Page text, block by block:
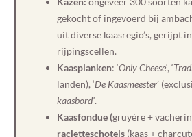
gekocht of ingevoerd bij
uit diverse kaasregio’s, gerijpt
rijpingscellen.
Kaasplanken: ‘Only Cheese’, ‘
landen), ‘De Kaasmeester’
kaasbord’.
Kaasfondue (gruyère +
racletteschotels (kaas +